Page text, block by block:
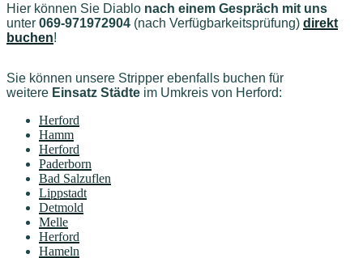
Hier können Sie Diablo nach einem Gespräch mit uns
unter 069-971972904 (nach Verfügbarkeitsprüfung) direkt
buchen!
Sie können unsere Stripper ebenfalls buchen für
weitere Einsatz Städte im Umkreis von Herford:
Herford
Hamm
Herford
Paderborn
Bad Salzuflen
Lippstadt
Detmold
Melle
Herford
Hameln